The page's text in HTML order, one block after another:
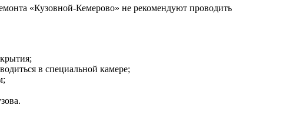
«Кузовной-Кемерово» не рекомендуют проводить
в специальной камере;